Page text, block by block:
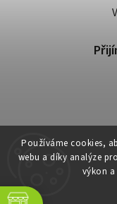
Používáme cookies,
webu a díky analýze
výkon
Copyright 2026